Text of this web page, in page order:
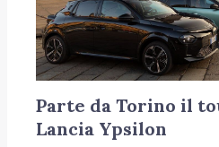
Parte da Torino il
Lancia Ypsilon